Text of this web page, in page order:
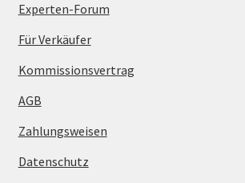
Experten-Forum
Für Verkäufer
Kommissionsvertrag
AGB
Zahlungsweisen
Datenschutz